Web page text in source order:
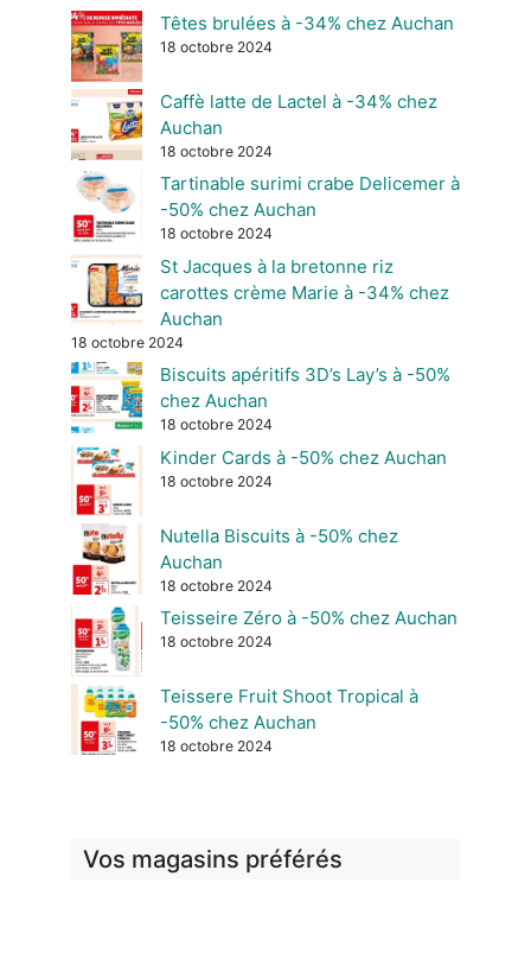
Têtes brulées à -34% chez Auchan
18 octobre 2024
Caffè latte de Lactel à -34% chez
Auchan
18 octobre 2024
Tartinable surimi crabe Delicemer à
-50% chez Auchan
18 octobre 2024
St Jacques à la bretonne riz
carottes crème Marie à -34% chez
Auchan
18 octobre 2024
Biscuits apéritifs 3D’s Lay’s à -50%
chez Auchan
18 octobre 2024
Kinder Cards à -50% chez Auchan
18 octobre 2024
Nutella Biscuits à -50% chez
Auchan
18 octobre 2024
Teisseire Zéro à -50% chez Auchan
18 octobre 2024
Teissere Fruit Shoot Tropical à
-50% chez Auchan
18 octobre 2024
Vos magasins préférés